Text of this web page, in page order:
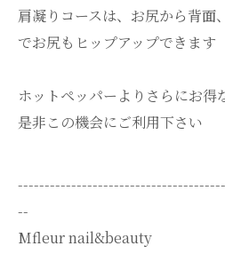
肩凝りコースは、お尻から背面
でお尻もヒップアップできます
ホットペッパーよりさらにお
是非この機会にご利用下さい
--
Mfleur nail&beauty